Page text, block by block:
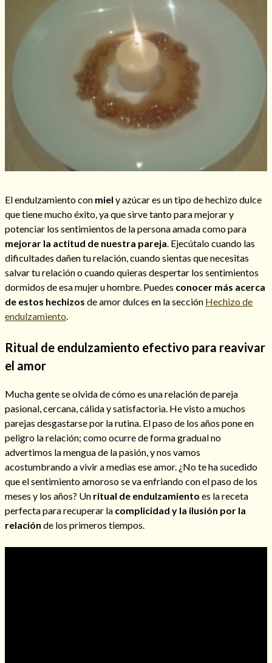
El endulzamiento con miel y azúcar es un tipo de hechizo dulce
que tiene mucho éxito, ya que sirve tanto para mejorar y
potenciar los sentimientos de la persona amada como para
mejorar la actitud de nuestra pareja . Ejecútalo cuando las
dificultades dañen tu relación, cuando sientas que necesitas
salvar tu relación o cuando quieras despertar los sentimientos
dormidos de esa mujer u hombre. Puedes conocer más acerca
de estos hechizos de amor dulces en la sección Hechizo de
endulzamiento
Ritual de endulzamiento efectivo para reavivar
el amor
Mucha gente se olvida de cómo es una relación de pareja
pasional, cercana, cálida y satisfactoria. He visto a muchos
parejas desgastarse por la rutina. El paso de los años pone en
peligro la relación; como ocurre de forma gradual no
advertimos la mengua de la pasión, y nos vamos
acostumbrando a vivir a medias ese amor. ¿No te ha sucedido
que el sentimiento amoroso se va enfriando con el paso de los
meses y los años? Un ritual de endulzamiento es la receta
perfecta para recuperar la complicidad y la ilusión por la
relación de los primeros tiempos.